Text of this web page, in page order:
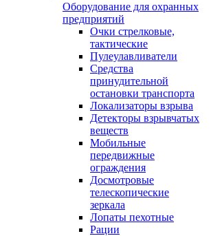
Оборудование для охранных
предприятий
Очки стрелковые,
тактические
Пулеулавливатели
Средства
принудительной
остановки транспорта
Локализаторы взрыва
Детекторы взрывчатых
веществ
Мобильные
передвижные
ограждения
Досмотровые
телескопические
зеркала
Лопаты пехотные
Рации